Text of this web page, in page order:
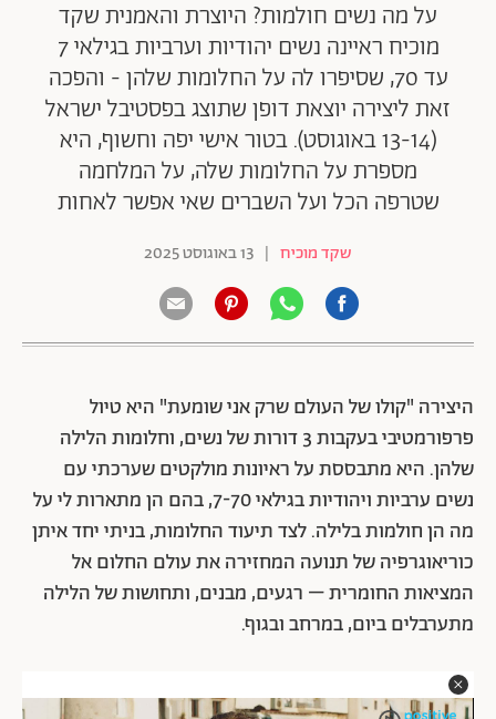
על מה נשים חולמות? היוצרת והאמנית שקד
מוכיח ראיינה נשים יהודיות וערביות בגילאי 7
עד 70, שסיפרו לה על החלומות שלהן - והפכה
זאת ליצירה יוצאת דופן שתוצג בפסטיבל ישראל
(13-14 באוגוסט). בטור אישי יפה וחשוף, היא
מספרת על החלומות שלה, על המלחמה
שטרפה הכל ועל השברים שאי אפשר לאחות
שקד מוכיח | 13 באוגוסט 2025
היצירה "קולו של העולם שרק אני שומעת" היא טיול
פרפורמטיבי בעקבות 3 דורות של נשים, וחלומות הלילה
שלהן. היא מתבססת על ראיונות מולקטים שערכתי עם
נשים ערביות ויהודיות בגילאי 7-70, בהם הן מתארות לי על
מה הן חולמות בלילה. לצד תיעוד החלומות, בניתי יחד איתן
כוריאוגרפיה של תנועה המחזירה את עולם החלום אל
המציאות החומרית – רגעים, מבנים, ותחושות של הלילה
מתערבלים ביום, במרחב ובגוף.